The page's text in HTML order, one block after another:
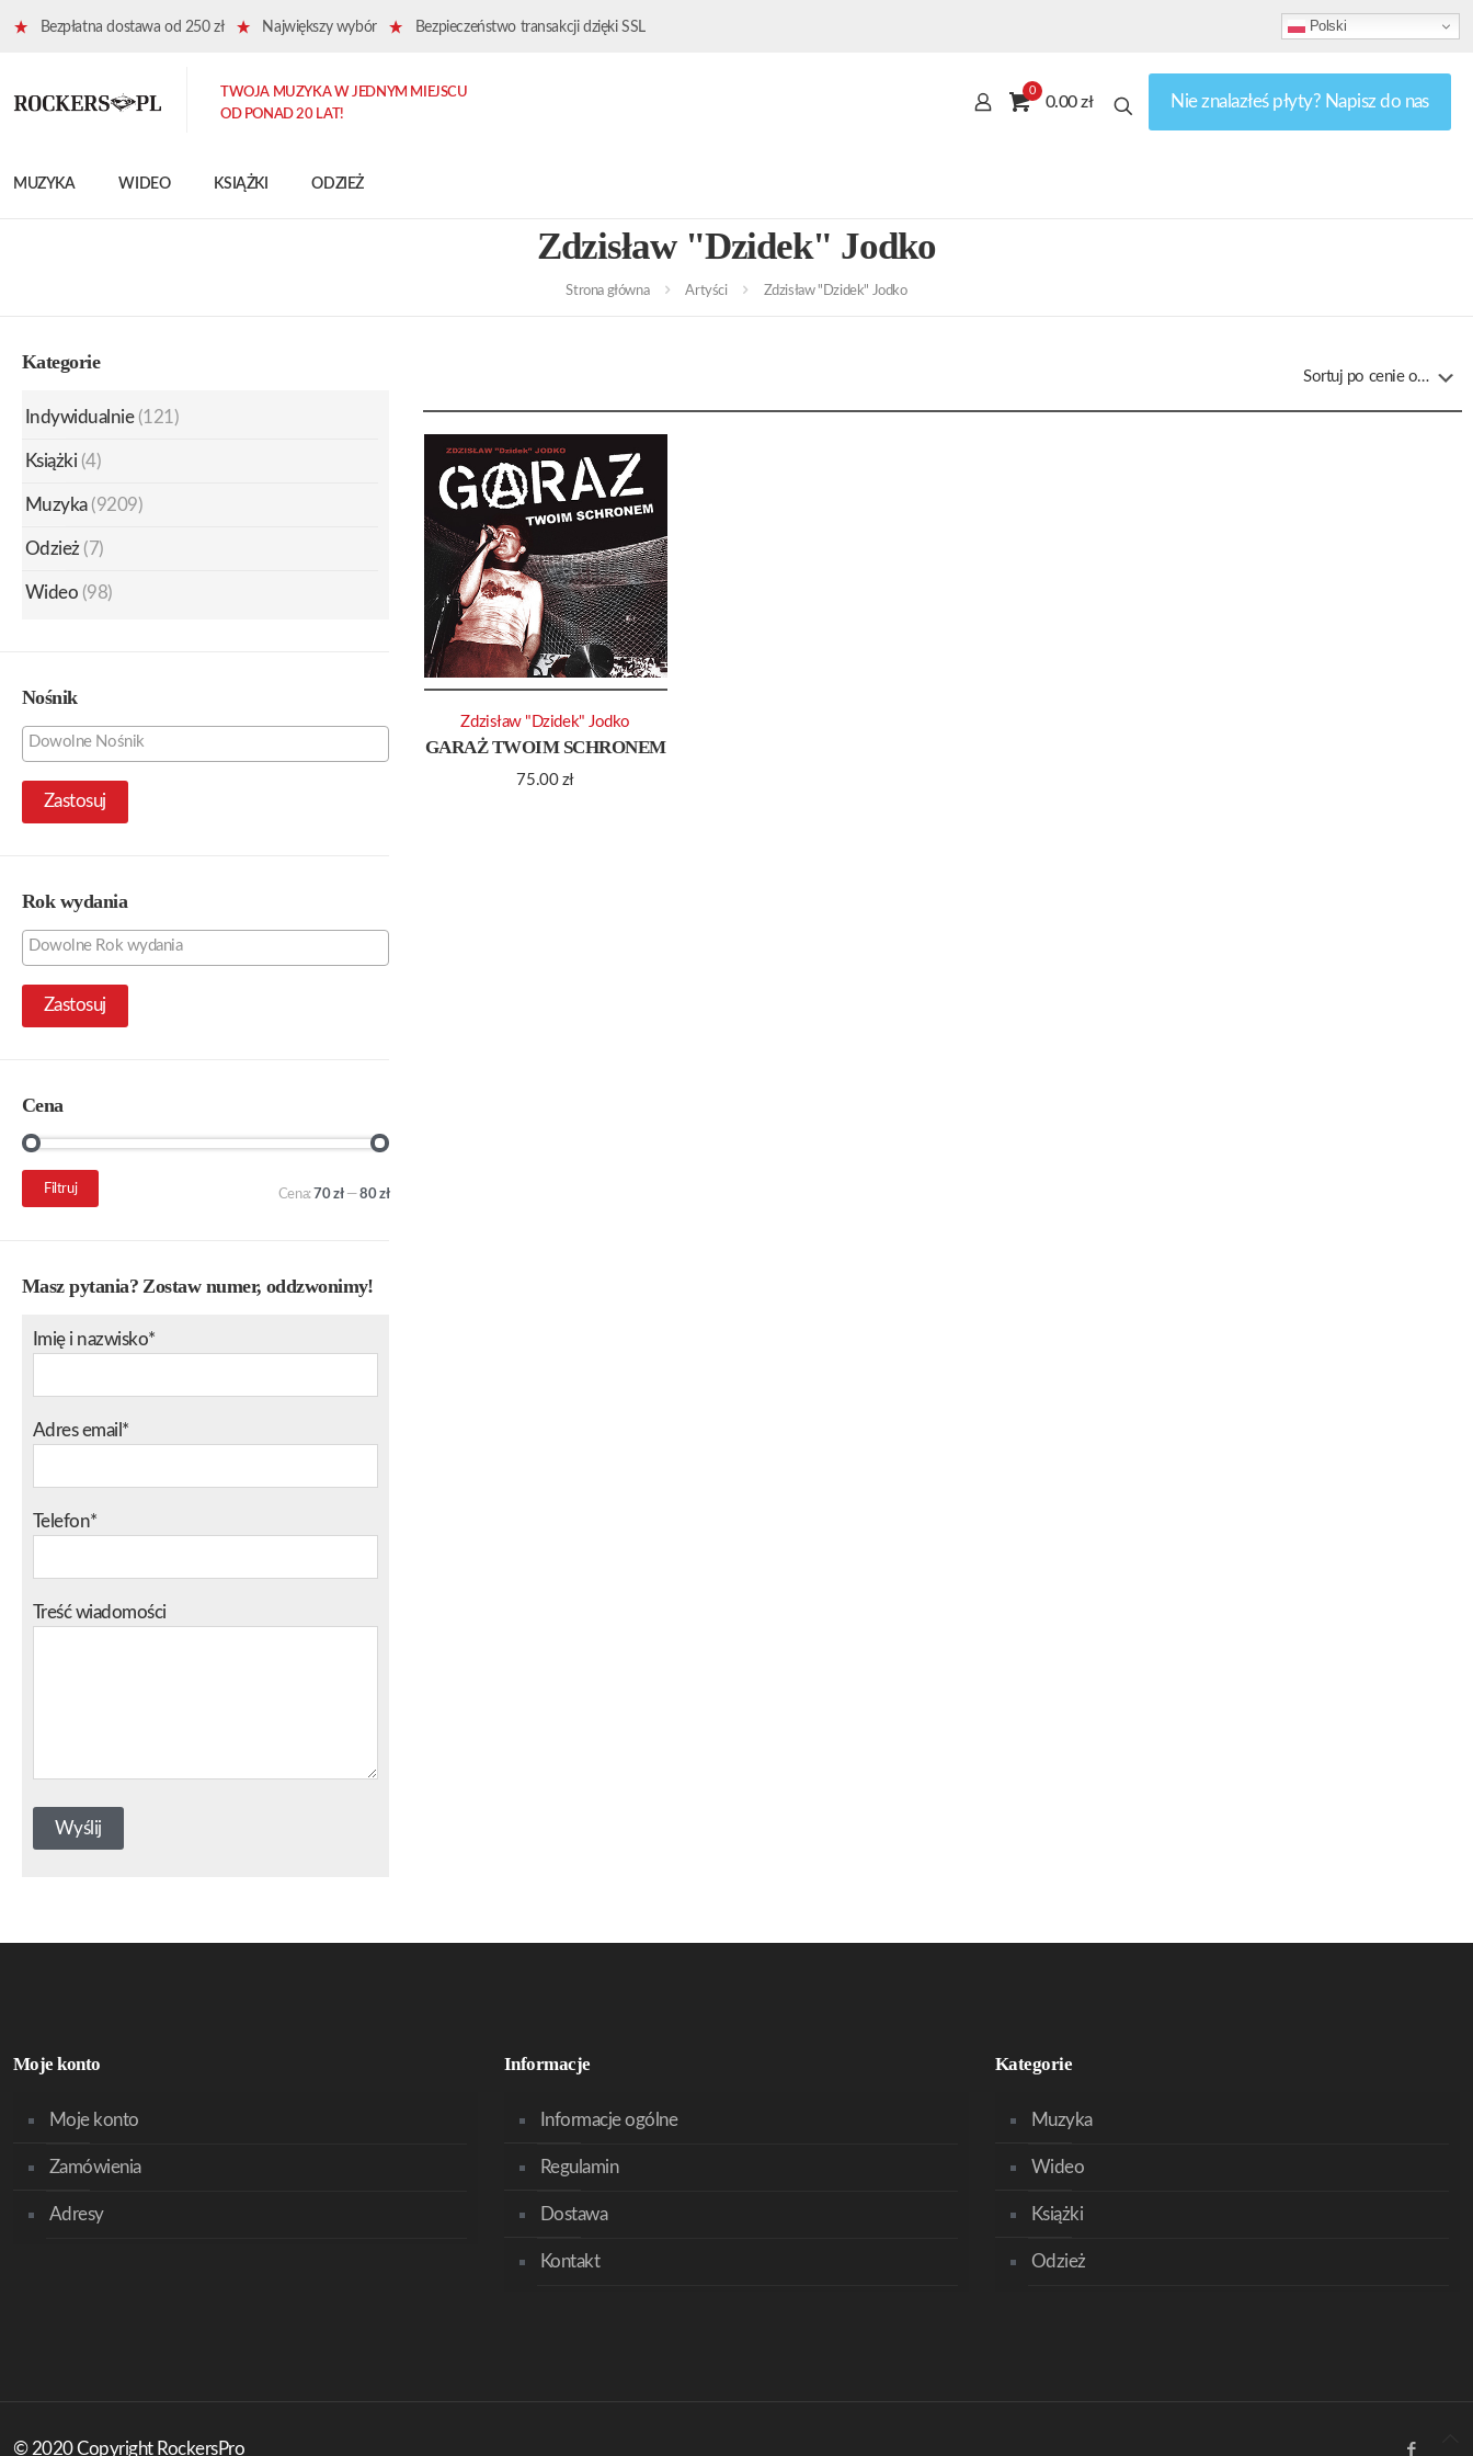
Bezpłatna dostawa od 250 zł Największy wybór Bezpieczeństwo transakcji dzięki SSL Polski
MUZYKA WIDEO KSIĄŻKI ODZIEŻ
TWOJA MUZYKA W JEDNYM MIEJSCU
OD PONAD 20 LAT!
0
0.00 zł Nie znalazłeś płyty? Napisz do nas
Zdzisław "Dzidek" Jodko
Strona główna Artyści Zdzisław "Dzidek" Jodko
GARAŻ TWOIM SCHRONEM
75.00 zł
Zdzisław "Dzidek" Jodko
Kategorie
Indywidualnie (121)
Książki (4)
Muzyka (9209)
Odzież (7)
Wideo (98)
Nośnik
Zastosuj
Rok wydania
Zastosuj
Cena
Cena
min.
Cena
maks.
Filtruj Cena: 70 zł—80 zł
Masz pytania? Zostaw numer, oddzwonimy!
Imię i nazwisko*
Adres email*
Telefon*
Treść wiadomości
Moje konto
Moje konto
Zamówienia
Adresy
Informacje
Informacje ogólne
Regulamin
Dostawa
Kontakt
Kategorie
Muzyka
Wideo
Książki
Odzież
© 2020 Copyright RockersPro